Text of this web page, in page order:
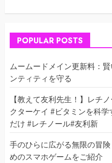
POPULAR POSTS
ムームードメイン更新料：
ンティティを守る
【教えて友利先生！】レチ
クターケイ #ビタミンを科
だけ #レチノール#友利新
手のひらに広がる無限の冒
めのスマホゲームをご紹介